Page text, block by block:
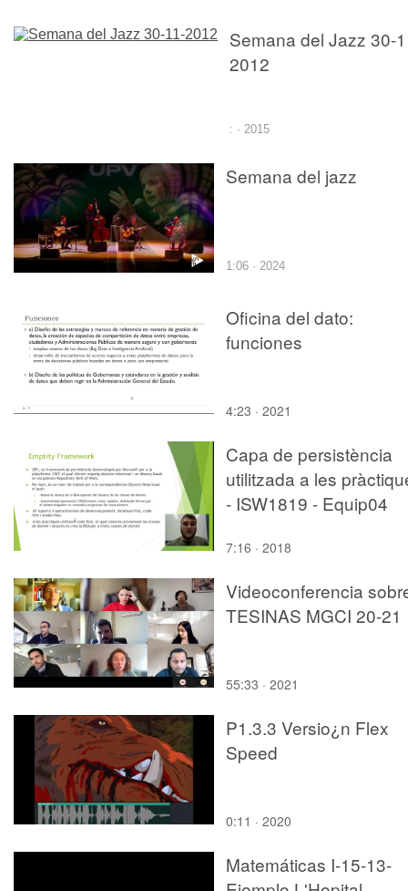
Semana del Jazz 30-
2012
: · 2015
Semana del jazz
1:06 · 2024
Oficina del dato:
funciones
4:23 · 2021
Capa de persistència
utilitzada a les
- ISW1819 - Equip04
7:16 · 2018
Videoconferencia
TESINAS MGCI 20-21
55:33 · 2021
P1.3.3 Versio¿n Flex
Speed
0:11 · 2020
Matemáticas I-15-13-